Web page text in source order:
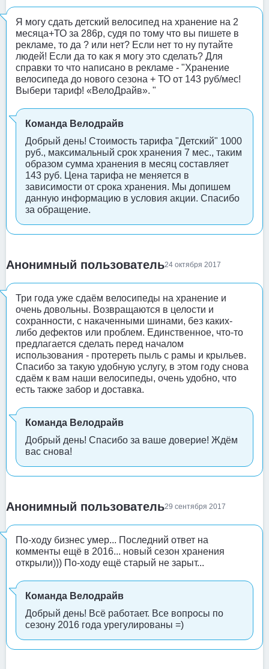
Я могу сдать детский велосипед на хранение на 2
месяца+ТО за 286р, судя по тому что вы пишете в
рекламе, то да ? или нет? Если нет то ну путайте
людей! Если да то как я могу это сделать? Для
справки то что написано в рекламе - "Хранение
велосипеда до нового сезона + ТО от 143 руб/мес!
Выбери тариф! «ВелоДрайв». "
Команда Велодрайв
Добрый день! Стоимость тарифа "Детский" 1000
руб., максимальный срок хранения 7 мес., таким
образом сумма хранения в месяц составляет
143 руб. Цена тарифа не меняется в
зависимости от срока хранения. Мы допишем
данную информацию в условия акции. Спасибо
за обращение.
Анонимный пользователь24 октября 2017
Три года уже сдаём велосипеды на хранение и
очень довольны. Возвращаются в целости и
сохранности, с накаченными шинами, без каких-
либо дефектов или проблем. Единственное, что-то
предлагается сделать перед началом
использования - протереть пыль с рамы и крыльев.
Спасибо за такую удобную услугу, в этом году снова
сдаём к вам наши велосипеды, очень удобно, что
есть также забор и доставка.
Команда Велодрайв
Добрый день! Спасибо за ваше доверие! Ждём
вас снова!
Анонимный пользователь29 сентября 2017
По-ходу бизнес умер... Последний ответ на
комменты ещё в 2016... новый сезон хранения
открыли))) По-ходу ещё старый не зарыт...
Команда Велодрайв
Добрый день! Всё работает. Все вопросы по
сезону 2016 года урегулированы =)